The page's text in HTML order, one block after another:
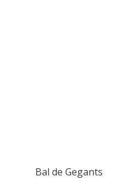
Bal de Gegants